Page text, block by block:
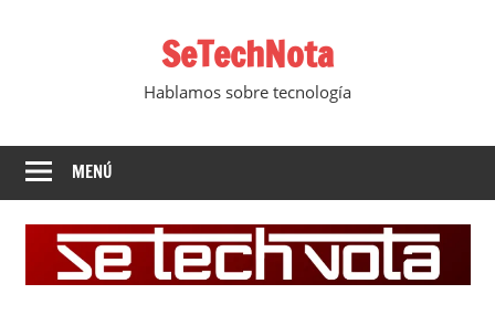
SeTechNota
Hablamos sobre tecnología
MENÚ